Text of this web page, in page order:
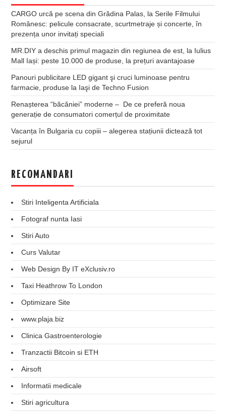
CARGO urcă pe scena din Grădina Palas, la Serile Filmului
Românesc: pelicule consacrate, scurtmetraje și concerte, în
prezența unor invitați speciali
MR.DIY a deschis primul magazin din regiunea de est, la Iulius
Mall Iași: peste 10.000 de produse, la prețuri avantajoase
Panouri publicitare LED gigant şi cruci luminoase pentru
farmacie, produse la Iaşi de Techno Fusion
Renașterea “băcăniei” moderne – De ce preferă noua
generație de consumatori comerțul de proximitate
Vacanța în Bulgaria cu copiii – alegerea stațiunii dictează tot
sejurul
RECOMANDARI
Stiri Inteligenta Artificiala
Fotograf nunta Iasi
Stiri Auto
Curs Valutar
Web Design By IT eXclusiv.ro
Taxi Heathrow To London
Optimizare Site
www.plaja.biz
Clinica Gastroenterologie
Tranzactii Bitcoin si ETH
Airsoft
Informatii medicale
Stiri agricultura